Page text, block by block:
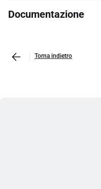
Documentazione
Torna indietro